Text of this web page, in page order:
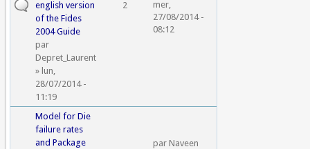
english version
of the Fides
2004 Guide
par
Depret_Laurent
» lun,
28/07/2014 -
11:19
2
mer,
27/08/2014 -
08:12
Model for Die
failure rates
and Package
parNaveen